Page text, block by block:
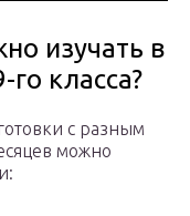
изучать в
класса?
с разным
можно